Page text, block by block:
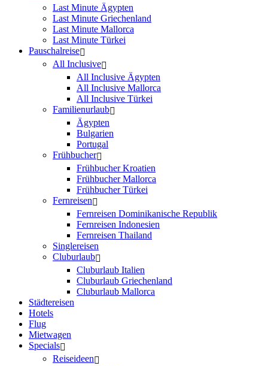
Last Minute Ägypten
Last Minute Griechenland
Last Minute Mallorca
Last Minute Türkei
Pauschalreise
All Inclusive
All Inclusive Ägypten
All Inclusive Mallorca
All Inclusive Türkei
Familienurlaub
Ägypten
Bulgarien
Portugal
Frühbucher
Frühbucher Kroatien
Frühbucher Mallorca
Frühbucher Türkei
Fernreisen
Fernreisen Dominikanische Republik
Fernreisen Indonesien
Fernreisen Thailand
Singlereisen
Cluburlaub
Cluburlaub Italien
Cluburlaub Griechenland
Cluburlaub Mallorca
Städtereisen
Hotels
Flug
Mietwagen
Specials
Reiseideen